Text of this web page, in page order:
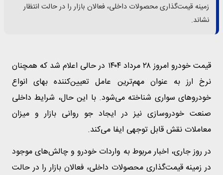
زمینه قیمت‌گذاری محصولات داخلی، فعالان بازار را در حالت انتظار
نشاند.
قیمت خودرو امروز ۲۸ مرداد ۱۴۰۴ در حالی اعلام شد که همچنان
نرخ ارز به عنوان مهم‌ترین عامل تعیین‌کننده بهای انواع
خودروهای سواری شناخته می‌شود. با این حال، شرایط داخلی
صنعت خودروسازی نیز در ایجاد جو روانی بازار و میزان
معاملات نقش قابل توجهی ایفا می‌کند.
در روز جاری، اخبار مربوط به واردات خودرو و چالش‌های موجود
در زمینه قیمت‌گذاری محصولات داخلی، فعالان بازار را در حالت